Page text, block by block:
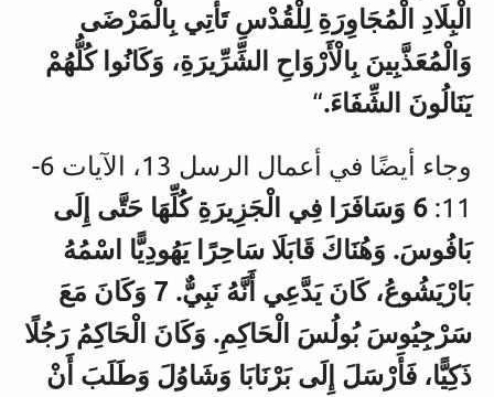
الْبِلَادِ الْمُجَاوِرَةِ لِلْقُدْسِ تَأْتِي بِالْمَرْضَى
وَالْمُعَذَّبِينَ بِالْأَرْوَاحِ الشِّرِّيرَةِ، وَكَانُوا كُلُّهُمْ
يَنَالُونَ الشِّفَاءَ.“
وجاء أيضًا في أعمال الرسل 13، الآيات 6-
11:
6 وَسَافَرَا فِي الْجَزِيرَةِ كُلِّهَا حَتَّى إِلَى
بَافُوسَ. وَهُنَاكَ قَابَلَا سَاحِرًا يَهُودِيًّا اسْمُهُ
بَارْيَشُوعُ، كَانَ يَدَّعِي أَنَّهُ نَبِيٌّ. 7 وَكَانَ مَعَ
سَرْجِيُوسَ بُولُسَ الْحَاكِمِ. وَكَانَ الْحَاكِمُ رَجُلًا
ذَكِيًّا، فَأَرْسَلَ إِلَى بَرْنَابَا وَشَاوُلَ وَطَلَبَ أَنْ